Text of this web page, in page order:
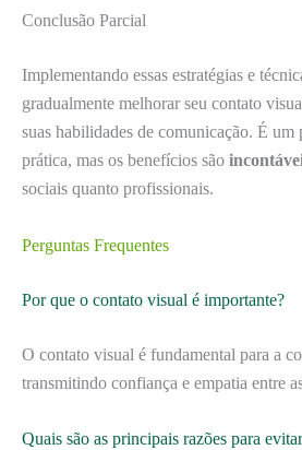
Conclusão Parcial
Implementando essas estratégias e
gradualmente melhorar seu contato
suas habilidades de comunicação. É um
prática, mas os benefícios são
sociais quanto profissionais.
Perguntas Frequentes
Por que o contato visual é importante?
O contato visual é fundamental para a
transmitindo confiança e empatia entre
Quais são as principais razões para